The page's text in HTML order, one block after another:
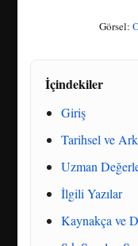
Görsel:
İçindekiler
Giriş
Tarihsel ve
Uzman
İlgili Yazılar
Kaynakça ve